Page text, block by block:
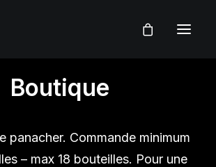
Boutique
panacher. Commande minimum
– max 18 bouteilles. Pour une